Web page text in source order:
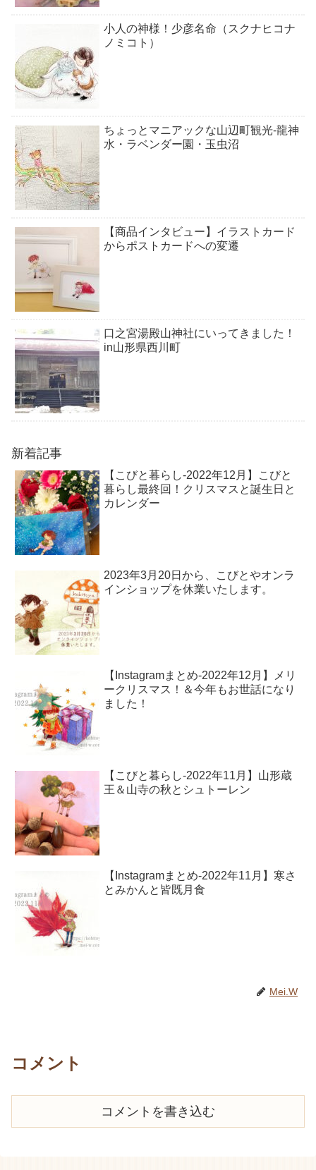
小人の神様！少彦名命（スクナヒコナ
ノミコト）
ちょっとマニアックな山辺町観光-龍神
水・ラベンダー園・玉虫沼
【商品インタビュー】イラストカード
からポストカードへの変遷
口之宮湯殿山神社にいってきました！
in山形県西川町
新着記事
【こびと暮らし-2022年12月】こびと
暮らし最終回！クリスマスと誕生日と
カレンダー
2023年3月20日から、こびとやオンラ
インショップを休業いたします。
【Instagramまとめ-2022年12月】メリ
ークリスマス！＆今年もお世話になり
ました！
【こびと暮らし-2022年11月】山形蔵
王＆山寺の秋とシュトーレン
【Instagramまとめ-2022年11月】寒さ
とみかんと皆既月食
Mei.W
コメント
コメントを書き込む